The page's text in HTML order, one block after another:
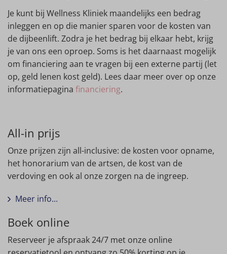
Je kunt bij Wellness Kliniek maandelijks een bedrag
inleggen en op die manier sparen voor de kosten van
de dijbeenlift. Zodra je het bedrag bij elkaar hebt, krijg
je van ons een oproep. Soms is het daarnaast mogelijk
om financiering aan te vragen bij een externe partij (let
op, geld lenen kost geld). Lees daar meer over op onze
informatiepagina financiering.
All-in prijs
Onze prijzen zijn all-inclusive: de kosten voor opname,
het honorarium van de artsen, de kost van de
verdoving en ook al onze zorgen na de ingreep.
Meer info...
Boek online
Reserveer je afspraak 24/7 met onze online